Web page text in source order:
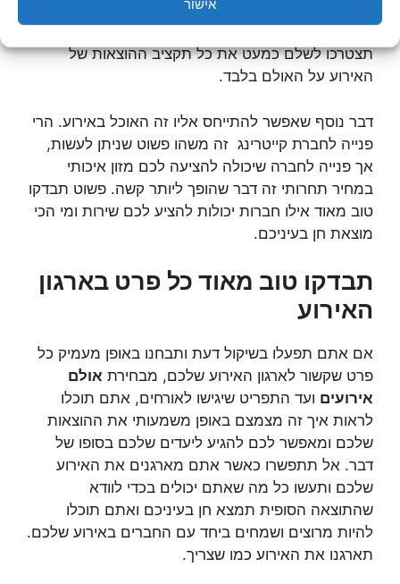
אישור
ההוצאות, אז תתחילו בכך שתחפשו
תצטרכו לשלם כמעט את כל תקציב ההוצאות של
האירוע על האולם בלבד.
דבר נוסף שאפשר להתייחס אליו זה האוכל באירוע. הרי
פנייה לחברת קייטרינג זה משהו פשוט שניתן לעשות,
אך פנייה לחברה שיכולה להציעה לכם מזון איכותי
במחיר תחרותי זה דבר שהופך ליותר קשה. פשוט תבדקו
טוב מאוד אילו חברות יכולות להציע לכם שירות ומי הכי
מוצאת חן בעיניכם.
תבדקו טוב מאוד כל פרט בארגון
האירוע
אם אתם תפעלו בשיקול דעת ותבחנו באופן מעמיק כל
פרט שקשור לארגון האירוע שלכם, מבחירת אולם
אירועים ועד התפריט שיגישו לאורחים, אתם תוכלו
לראות איך זה מצמצם באופן משמעותי את ההוצאות
שלכם ומאפשר לכם להגיע ליעדים שלכם בסופו של
דבר. אל תתפשרו כאשר אתם מארגנים את האירוע
שלכם ותעשו כל מה שאתם יכולים בכדי לוודא
שהתוצאה הסופית תמצא חן בעיניכם ואתם תוכלו
להיות מרוצים ושמחים ביחד עם החברים באירוע שלכם.
תארגנו את האירוע כמו שצריך.